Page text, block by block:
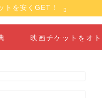
トを安くGET！
映画チケットをオ